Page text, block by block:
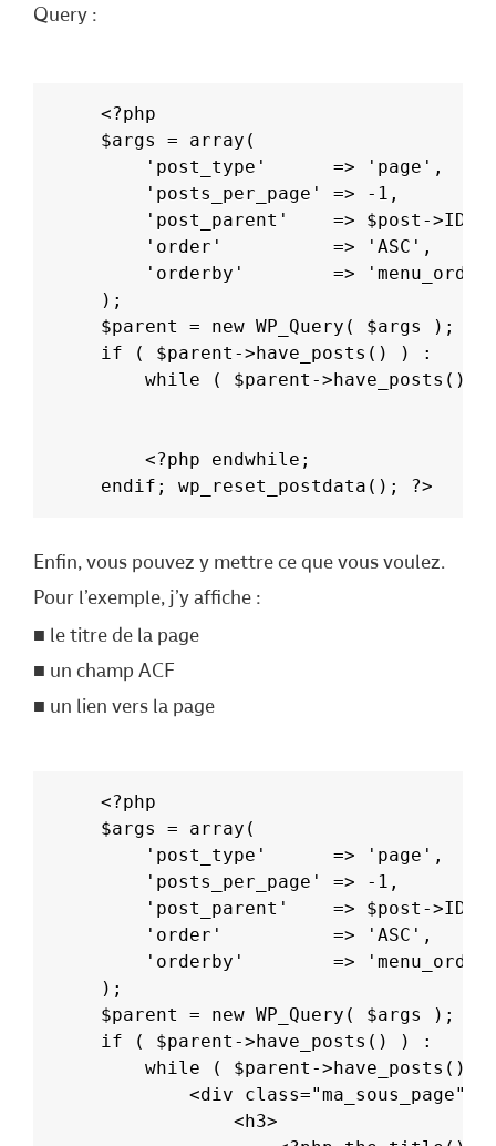
Query :
<?php
$args = array(
	'post_type'      => 'page',
	'posts_per_page' => -1,
	'post_parent'    => $post->ID,
	'order'          => 'ASC',
'orderby'        =>
);
$parent = new WP_Query( $args );
if ( $parent->have_posts() ) :
while ( $parent->have_posts()
	<?php endwhile;
endif; wp_reset_postdata(); ?>
Enfin, vous pouvez y mettre ce que vous voulez.
Pour l’exemple, j’y affiche :
le titre de la page
un champ ACF
un lien vers la page
<?php
$args = array(
	'post_type'      => 'page',
	'posts_per_page' => -1,
	'post_parent'    => $post->ID,
	'order'          => 'ASC',
'orderby'        =>
);
$parent = new WP_Query( $args );
if ( $parent->have_posts() ) :
while ( $parent->have_posts()
		<div class="ma_sous_page">
			<h3>